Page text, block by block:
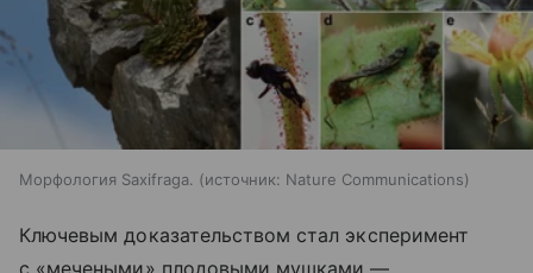
Морфология Saxifraga. источник: Nature Communications
Ключевым доказательством стал эксперимент
с «мечеными» плодовыми мушками —